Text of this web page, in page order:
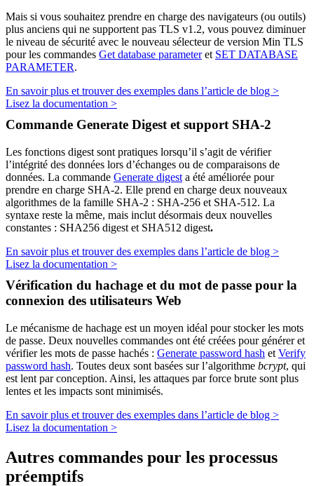
Mais si vous souhaitez prendre en charge des navigateurs (ou outils)
plus anciens qui ne supportent pas TLS v1.2, vous pouvez diminuer
le niveau de sécurité avec le nouveau sélecteur de version Min TLS
pour les commandes Get database parameteret SET DATABASE
PARAMETER.
En savoir plus et trouver des exemples dans l’article de blog >
Lisez la documentation >
Commande Generate Digest et support SHA-2
Les fonctions digest sont pratiques lorsqu’il s’agit de vérifier
l’intégrité des données lors d’échanges ou de comparaisons de
données. La commande Generate digest a été améliorée pour
prendre en charge SHA-2. Elle prend en charge deux nouveaux
algorithmes de la famille SHA-2 : SHA-256 et SHA-512. La
syntaxe reste la même, mais inclut désormais deux nouvelles
constantes : SHA256 digest et SHA512 digest.
En savoir plus et trouver des exemples dans l’article de blog >
Lisez la documentation >
Vérification du hachage et du mot de passe pour la
connexion des utilisateurs Web
Le mécanisme de hachage est un moyen idéal pour stocker les mots
de passe. Deux nouvelles commandes ont été créées pour générer et
vérifier les mots de passe hachés : Generate password hash et Verify
password hash. Toutes deux sont basées sur l’algorithme bcrypt, qui
est lent par conception. Ainsi, les attaques par force brute sont plus
lentes et les impacts sont minimisés.
En savoir plus et trouver des exemples dans l’article de blog >
Lisez la documentation >
Autres commandes pour les processus
préemptifs